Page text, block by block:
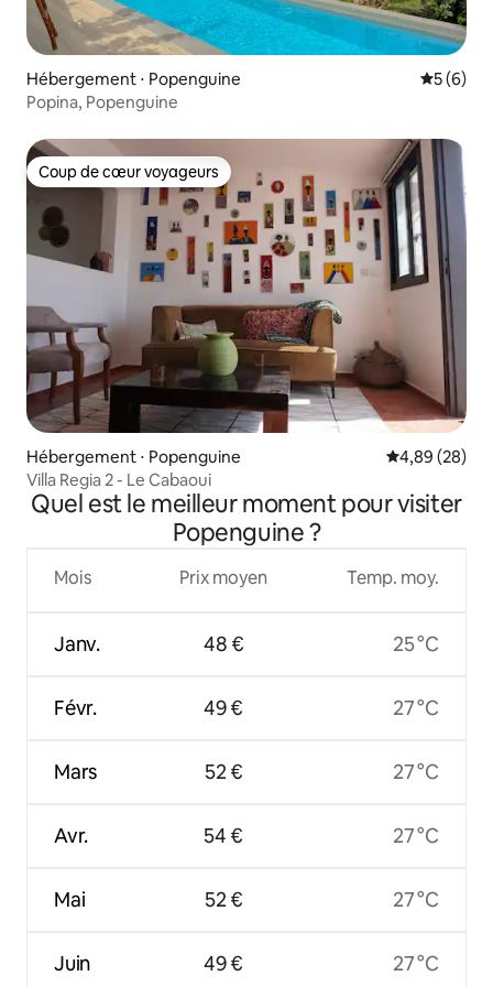
Hébergement ⋅ Popenguine
5 (6)
Popina, Popenguine
Coup de cœur voyageurs
Coup de cœur voyageurs
Hébergement ⋅ Popenguine Évaluation
4,89 (28)
Villa Regia 2 - Le Cabaoui
Quel est le meilleur moment pour visiter
Popenguine ?
Mois
Janv.
Févr.
Mars
Avr.
Mai
Juin
Prix moyen
48 €
49 €
52 €
54 €
52 €
49 €
Temp. moy.
25 °C
27 °C
27 °C
27 °C
27 °C
27 °C